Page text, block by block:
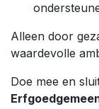
Alleen door
waardevolle
Doe mee en